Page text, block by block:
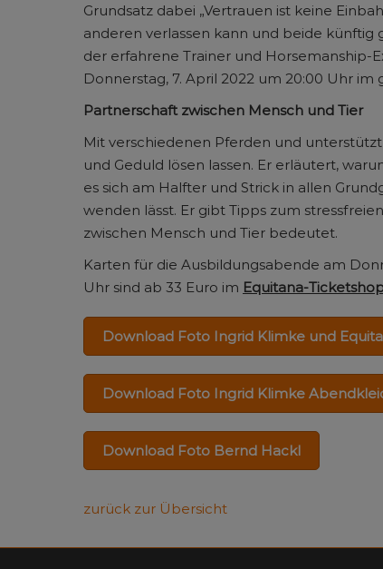
Grundsatz dabei „Vertrauen ist keine
anderen verlassen kann und beide
der erfahrene Trainer und Horsemanship-
Donnerstag, 7. April 2022 um 20:00 Uhr im
Partnerschaft zwischen Mensch und Tier
Mit verschiedenen Pferden und
und Geduld lösen lassen. Er erläutert,
es sich am Halfter und Strick in allen
wenden lässt. Er gibt Tipps zum
zwischen Mensch und Tier bedeutet.
Karten für die Ausbildungsabende am
Uhr sind ab 33 Euro im Equitana-
Download Foto Ingrid Klimke und
Download Foto Ingrid Klimke
Download Foto Bernd Hackl
zurück zur Übersicht